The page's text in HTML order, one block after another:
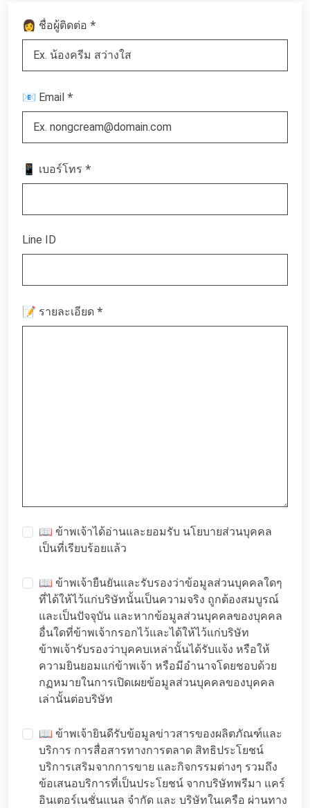
👩 ชื่อผู้ติดต่อ *
📧 Email *
📱 เบอร์โทร *
Line ID
📝 รายละเอียด *
📖 ข้าพเจ้าได้อ่านและยอมรับ นโยบายส่วนบุคคล
เป็นที่เรียบร้อยแล้ว
📖 ข้าพเจ้ายืนยันและรับรองว่าข้อมูลส่วนบุคคลใดๆ
ที่ได้ให้ไว้แก่บริษัทนั้นเป็นความจริง ถูกต้องสมบูรณ์
และเป็นปัจจุบัน และหากข้อมูลส่วนบุคคลของบุคคล
อื่นใดที่ข้าพเจ้ากรอกไว้และได้ให้ไว้แก่บริษัท
ข้าพเจ้ารับรองว่าบุคคบเหล่านั้นได้รับแจ้ง หรือให้
ความยินยอมแก่ข้าพเจ้า หรือมีอำนาจโดยชอบด้วย
กฏหมายในการเปิดเผยข้อมูลส่วนบุคคลของบุคคล
เล่านั้นต่อบริษัท
📖 ข้าพเจ้ายินดีรับข้อมูลข่าวสารของผลิตภัณฑ์และ
บริการ การสื่อสารทางการตลาด สิทธิประโยชน์
บริการเสริมจากการขาย และกิจกรรมต่างๆ รวมถึง
ข้อเสนอบริการที่เป็นประโยชน์ จากบริษัทพรีมา แคร์
อินเตอร์เนชั่นแนล จำกัด และ บริษัทในเครือ ผ่านทาง